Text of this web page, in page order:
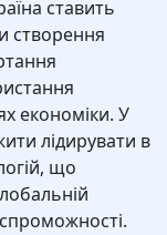
ставить
створення
економіки. У
лідирувати в
що